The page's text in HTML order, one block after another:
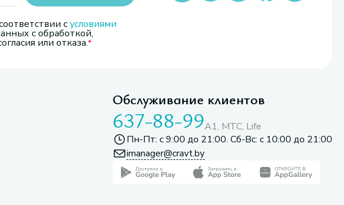
сусловиями
с обработкой,
или отказа.
Обслуживание клиентов
637-88-99A1, МТС, Life
Пн-Пт: с 9:00 до 21:00. Сб-Вс: с 10:00 до 21:00
imanager@cravt.by